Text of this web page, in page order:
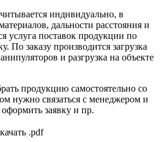
индивидуально, в
дальности расстояния и
услуга поставок продукции по
По заказу производится загрузка
и разгрузка на объекте
продукцию самостоятельно со
нужно связаться с менеджером и
заявку и пр.
.pdf